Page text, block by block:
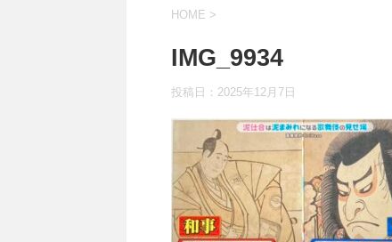
HOME >
IMG_9934
投稿日： 2025年12月7日